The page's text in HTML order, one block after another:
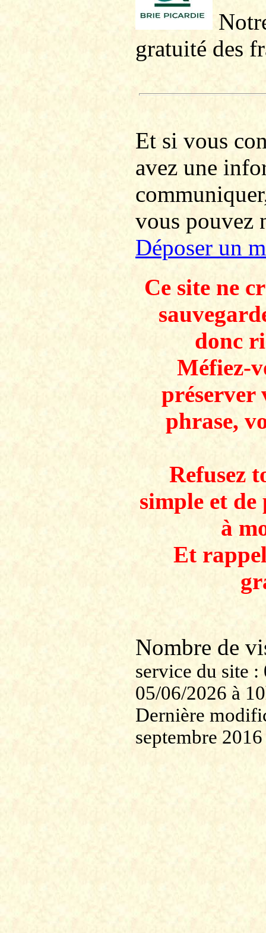
gratuité des
Et si vous
avez une
vous pouvez
Déposer un
Ce site ne
donc
Méfiez-
préserver
phrase,
Refusez
simple et
à
Et
Nombre de
service du site
05/06/2026 à
Dernière
septembre